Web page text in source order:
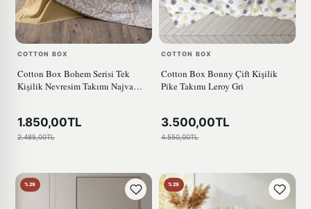
COTTON BOX
Cotton Box Bohem Serisi Tek
Kişilik Nevresim Takımı Najva
1.850,00TL
2.485,00TL
COTTON BOX
Cotton Box Bonny Çift Kişilik
Pike Takımı Leroy Gri
3.500,00TL
4.550,00TL
%29 %29